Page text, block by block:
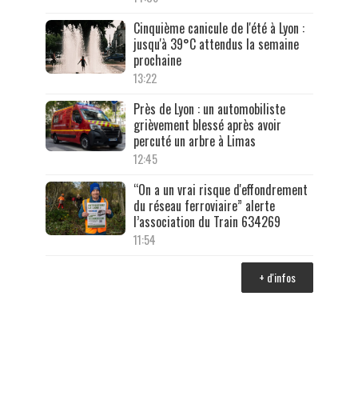
Cinquième canicule de l'été à Lyon :
jusqu'à 39°C attendus la semaine
prochaine
13:22
Près de Lyon : un automobiliste
grièvement blessé après avoir
percuté un arbre à Limas
12:45
“On a un vrai risque d'effondrement
du réseau ferroviaire” alerte
l’association du Train 634269
11:54
+ d'infos